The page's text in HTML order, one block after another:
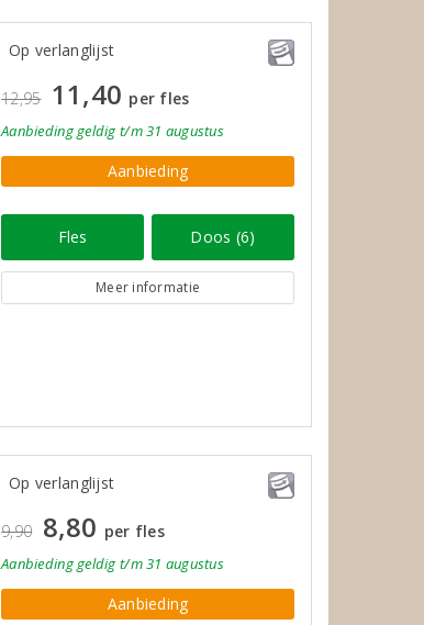
Op verlanglijst
12,95 11,40 per fles
Aanbiedinggeldig t/m 31 augustus
Aanbieding
Fles Doos (6)
Meer informatie
Op verlanglijst
9,90 8,80 per fles
Aanbiedinggeldig t/m 31 augustus
Aanbieding